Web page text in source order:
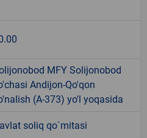
MFY Solijonobod
Andijon-Qo'qon
(A-373) yo'l yoqasida
soliq qo`mitasi